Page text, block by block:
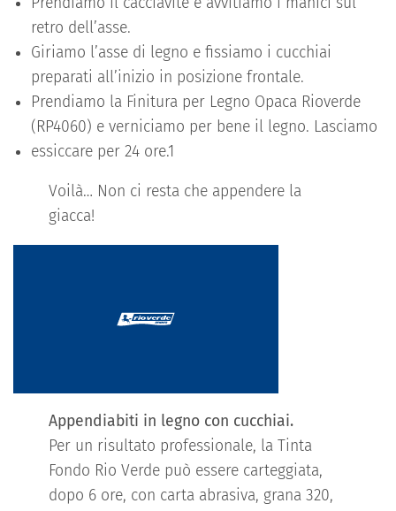
retro dell’asse.
Giriamo l’asse di legno e fissiamo i cucchiai
preparati all’inizio in posizione frontale.
Prendiamo la Finitura per Legno Opaca Rioverde
(RP4060) e verniciamo per bene il legno. Lasciamo
essiccare per 24 ore.1
Voilà… Non ci resta che appendere la
giacca!
Appendiabiti in legno con cucchiai.
Per un risultato professionale, la Tinta
Fondo Rio Verde può essere carteggiata,
dopo 6 ore, con carta abrasiva, grana 320,